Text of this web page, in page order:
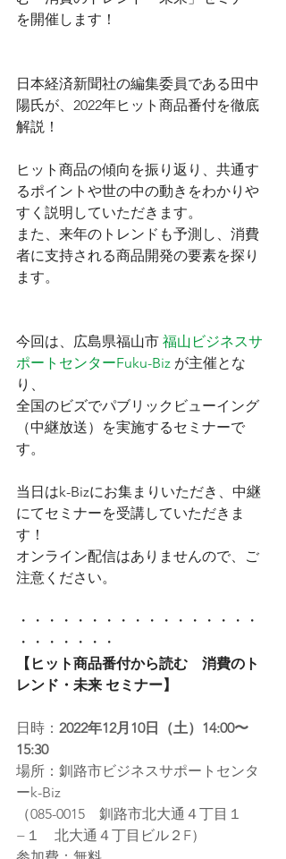
を開催します！
日本経済新聞社の編集委員である田中
陽氏が、2022年ヒット商品番付を徹底
解説！
ヒット商品の傾向を振り返り、共通す
るポイントや世の中の動きをわかりや
すく説明していただきます。
また、来年のトレンドも予測し、消費
者に支持される商品開発の要素を探り
ます。
今回は、広島県福山市 福山ビジネスサ
ポートセンターFuku-Biz が主催とな
り、
全国のビズでパブリックビューイング
（中継放送）を実施するセミナーで
す。
当日はk-Bizにお集まりいただき、中継
にてセミナーを受講していただきま
す！
オンライン配信はありませんので、ご
注意ください。
・・・・・・・・・・・・・・・・・
・・・・・・・
【ヒット商品番付から読む　消費のト
レンド・未来 セミナー】
日時： 2022年12月10日（土）14:00〜
15:30
場所：釧路市ビジネスサポートセンタ
ーk-Biz
（085-0015　釧路市北大通４丁目１
−１　北大通４丁目ビル２F）